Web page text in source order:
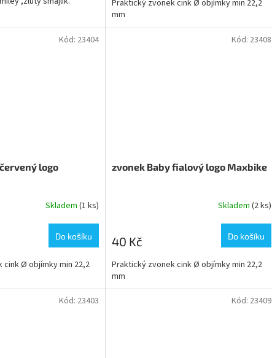
Praktický zvonek cink Ø objímky min 22,2
mm
logo
Skladem (1 ks)
Do košíku
cink Ø objímky min 22,2
Kód: 23404
zvonek Baby fialový logo Maxbike
Skladem (2 ks)
40 Kč Do košíku
Praktický zvonek cink Ø objímky min 22,2
mm
Kód: 23408
Kód: 23403 Kód: 23409